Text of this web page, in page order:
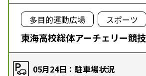
多目的運動広場 スポーツ
東海高校総体アーチェリー競技
05月24日：駐車場状況